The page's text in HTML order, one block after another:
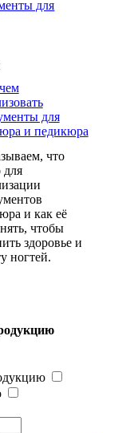
для
и педикюра
что
и как её
чтобы
здоровье и
ногтей.